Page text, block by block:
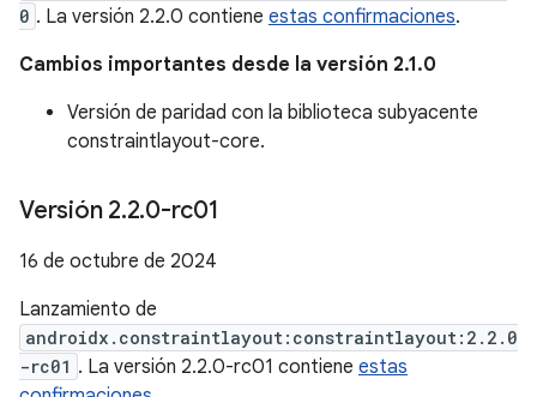
0 . La versión 2.2.0 contiene estas confirmaciones.
Cambios importantes desde la versión 2.1.0
Versión de paridad con la biblioteca subyacente
constraintlayout-core.
Versión 2.2.0-rc01
16 de octubre de 2024
Lanzamiento de
androidx.constraintlayout:constraintlayout:2.2.0
-rc01 . La versión 2.2.0-rc01 contiene estas